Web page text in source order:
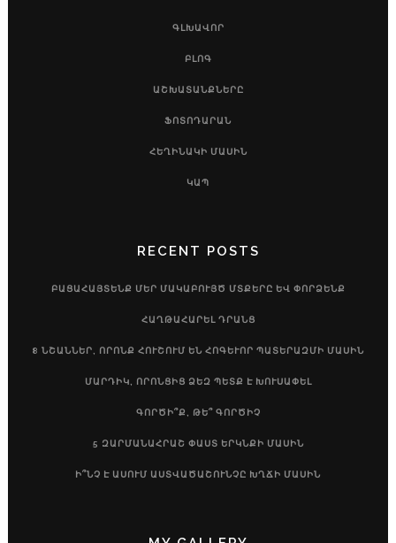
ԳԼԽԱՎՈՐ
ԲԼՈԳ
ԱՇԽԱՏԱՆՔՆԵՐԸ
ՖՈՏՈԴԱՐԱՆ
ՀԵՂԻՆԱԿԻ ՄԱՍԻՆ
ԿԱՊ
RECENT POSTS
ԲԱՑԱՀԱՅՏԵՆՔ ՄԵՐ ՄԱԿԱԲՈՒՅԾ ՄՏՔԵՐԸ ԵՎ ՓՈՐՁԵՆՔ
ՀԱՂԹԱՀԱՐԵԼ ԴՐԱՆՑ
8 ՆՇԱՆՆԵՐ, ՈՐՈՆՔ ՀՈՒՇՈՒՄ ԵՆ ՀՈԳԵՒՈՐ ՊԱՏԵՐԱԶՄԻ ՄԱՍԻՆ
ՄԱՐԴԻԿ, ՈՐՈՆՑԻՑ ՁԵԶ ՊԵՏՔ Է ԽՈՒՍԱՓԵԼ
ԳՈՐԾԻ՞Ք, ԹԵ՞ ԳՈՐԾԻՉ
5 ԶԱՐՄԱՆԱՀՐԱՇ ՓԱՍՏ ԵՐԿՆՔԻ ՄԱՍԻՆ
Ի՞ՆՉ Է ԱՍՈՒՄ ԱՍՏՎԱԾԱՇՈՒՆՉԸ ԽՂՃԻ ՄԱՍԻՆ